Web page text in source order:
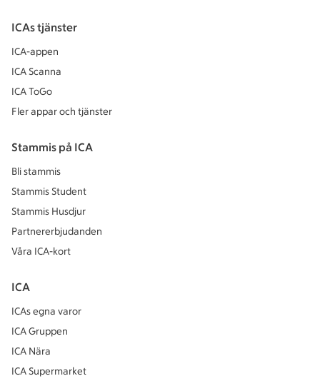
ICAs tjänster
ICA-appen
ICA Scanna
ICA ToGo
Fler appar och tjänster
Stammis på ICA
Bli stammis
Stammis Student
Stammis Husdjur
Partnererbjudanden
Våra ICA-kort
ICA
ICAs egna varor
ICA Gruppen
ICA Nära
ICA Supermarket